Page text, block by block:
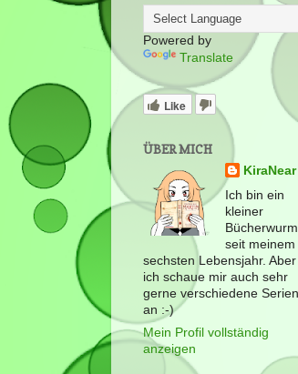
Powered by
Translate
Like
ÜBER MICH
KiraNear
Ich bin ein
kleiner
Bücherwurm,
seit meinem
sechsten Lebensjahr. Aber
ich schaue mir auch sehr
gerne verschiedene Serien
an :-)
Mein Profil vollständig
anzeigen